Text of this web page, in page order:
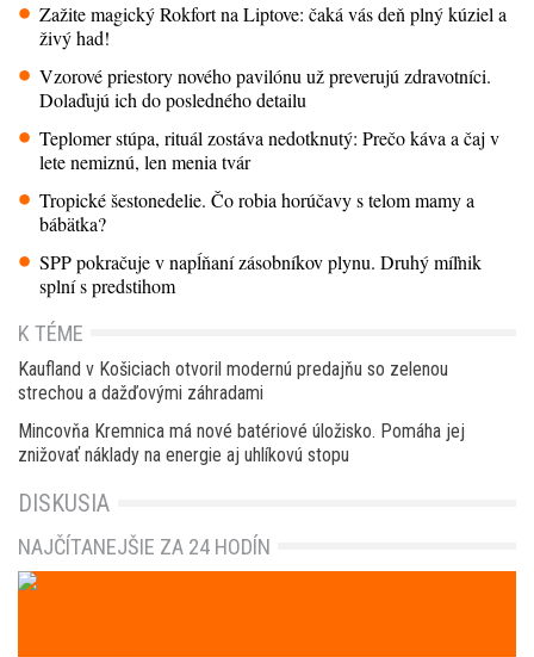
Zažite magický Rokfort na Liptove: čaká vás deň plný kúziel a
živý had!
Vzorové priestory nového pavilónu už preverujú zdravotníci.
Dolaďujú ich do posledného detailu
Teplomer stúpa, rituál zostáva nedotknutý: Prečo káva a čaj v
lete nemiznú, len menia tvár
Tropické šestonedelie. Čo robia horúčavy s telom mamy a
bábätka?
SPP pokračuje v napĺňaní zásobníkov plynu. Druhý míľnik
splní s predstihom
K TÉME
Kaufland v Košiciach otvoril modernú predajňu so zelenou
strechou a dažďovými záhradami
Mincovňa Kremnica má nové batériové úložisko. Pomáha jej
znižovať náklady na energie aj uhlíkovú stopu
DISKUSIA
NAJČÍTANEJŠIE ZA 24 HODÍN